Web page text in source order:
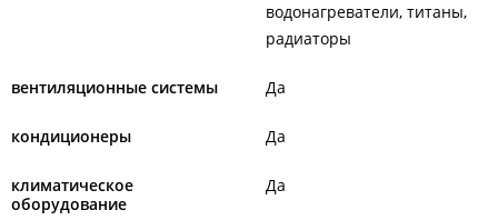
водонагреватели, титаны
радиаторы
вентиляционные системы Да
кондиционеры Да
климатическое
оборудование
Да